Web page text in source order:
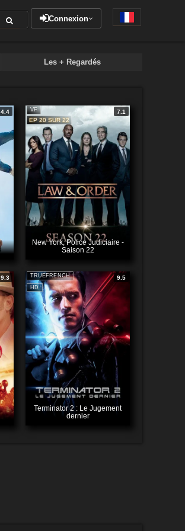
Connexion
Les + Regardés
4.4 VF
7.1
EP 20 SUR 22
New York, Police Judiciaire -
Saison 22
9.3
HD
TRUEFRENCH 9.5
Terminator 2 : Le Jugement
dernier